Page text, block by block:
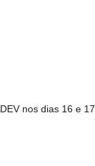
nos dias 16 e 17.